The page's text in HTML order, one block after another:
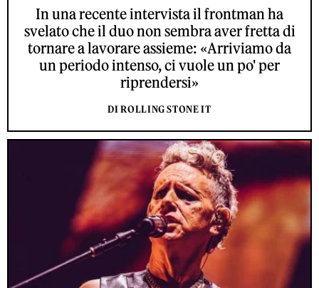
In una recente intervista il frontman ha
svelato che il duo non sembra aver fretta di
tornare a lavorare assieme: «Arriviamo da
un periodo intenso, ci vuole un po' per
riprendersi»
DI ROLLING STONE IT